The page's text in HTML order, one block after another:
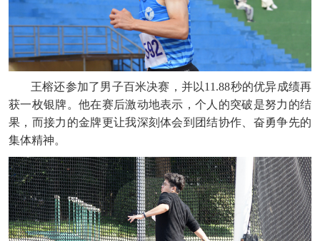
王榕还参加了男子百米决赛，并以11.88秒的优异成绩再
获一枚银牌。他在赛后激动地表示，个人的突破是努力的结
果，而接力的金牌更让我深刻体会到团结协作、奋勇争先的
集体精神。